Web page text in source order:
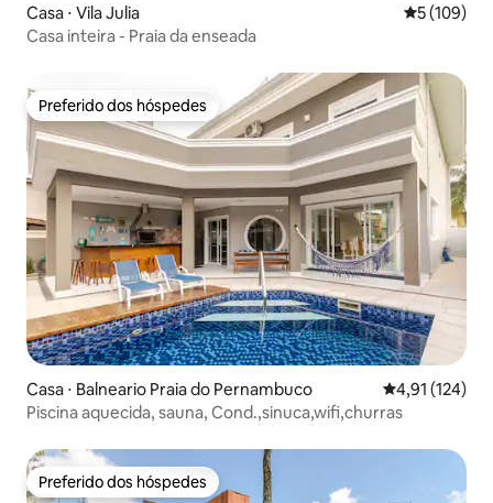
Casa ⋅ Vila Julia 5 de uma
5 (109)
Casa inteira - Praia da enseada
Preferido dos hóspedes
Preferido dos hóspedes
Casa ⋅ Balneario Praia do Pernambuco 4,91 de uma
4,91 (124)
Piscina aquecida, sauna, Cond.,sinuca,wifi,churras
Preferido dos hóspedes
Preferido dos hóspedes